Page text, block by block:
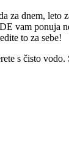
za dnem,
vam ponuja
to za sebe!
s čisto